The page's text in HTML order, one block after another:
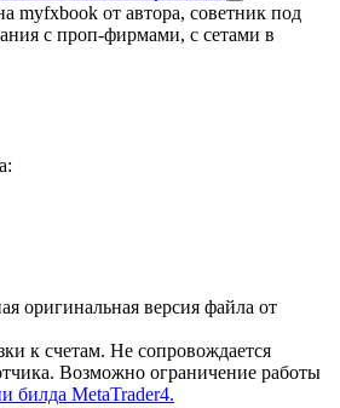
myfxbook от автора, советник под
с проп-фирмами, с сетами в
оригинальная версия файла от
к счетам. Не сопровождается
Возможно ограничение работы
билда MetaTrader4.